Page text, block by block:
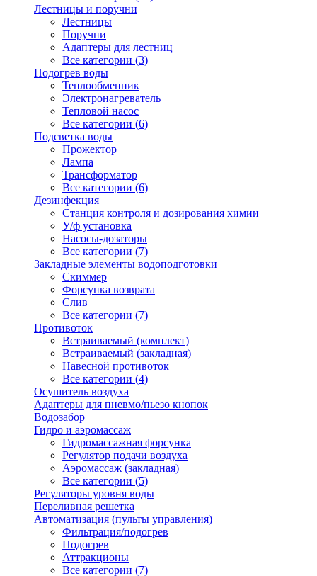
Лестницы и поручни
Лестницы
Поручни
Адаптеры для лестниц
Все категории (3)
Подогрев воды
Теплообменник
Электронагреватель
Тепловой насос
Все категории (6)
Подсветка воды
Прожектор
Лампа
Трансформатор
Все категории (6)
Дезинфекция
Станция контроля и дозирования химии
У/ф установка
Насосы-дозаторы
Все категории (7)
Закладные элементы водоподготовки
Скиммер
Форсунка возврата
Слив
Все категории (7)
Противоток
Встраиваемый (комплект)
Встраиваемый (закладная)
Навесной противоток
Все категории (4)
Осушитель воздуха
Адаптеры для пневмо/пьезо кнопок
Водозабор
Гидро и аэромассаж
Гидромассажная форсунка
Регулятор подачи воздуха
Аэромассаж (закладная)
Все категории (5)
Регуляторы уровня воды
Переливная решетка
Автоматизация (пульты управления)
Фильтрация/подогрев
Подогрев
Аттракционы
Все категории (7)